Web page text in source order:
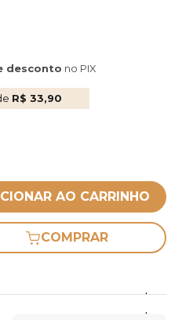
desconto no PIX
R$ 33,90
AO CARRINHO
COMPRAR